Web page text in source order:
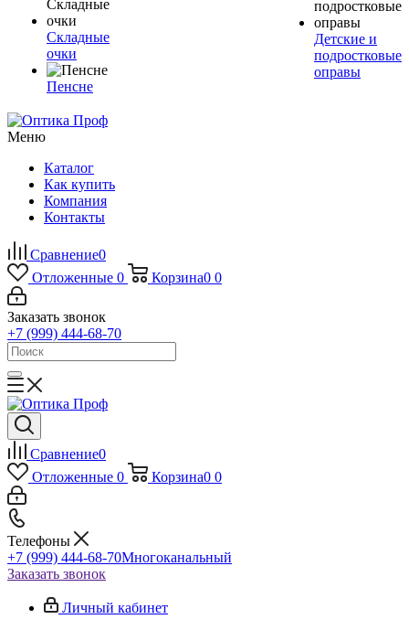
Складные
очки
Пенсне
Детские и
подростковые
оправы
Меню
Каталог
Как купить
Компания
Контакты
Сравнение0
Отложенные 0 Корзина0 0
Заказать звонок
+7 (999) 444-68-70
Сравнение0
Отложенные 0 Корзина0 0
Телефоны
+7 (999) 444-68-70Многоканальный
Заказать звонок
Личный кабинет